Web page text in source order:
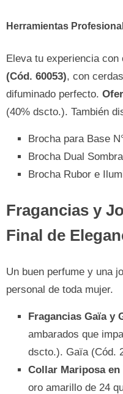
Herramientas
Eleva tu experiencia con
(Cód. 60053), con
difuminado perfecto.
(40% dscto.). También
Brocha para Base
Brocha Dual
Brocha Rubor e
Fragancias y
Final de
Un buen perfume y una
personal de toda mujer.
Fragancias Gaïa y
ambarados que
dscto.). Gaïa (Cód.
Collar Mariposa en
oro amarillo de 24